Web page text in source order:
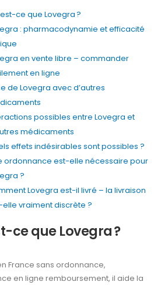
ce que Lovegra ?
: pharmacodynamie et efficacité
en vente libre – commander
en ligne
de Lovegra avec d’autres
possibles entre Lovegra et
médicaments
effets indésirables sont possibles ?
ordonnance est-elle nécessaire pour
?
Lovegra est-il livré – la livraison
vraiment discrète ?
ce que Lovegra ?
France sans ordonnance,
en ligne remboursement, il aide la